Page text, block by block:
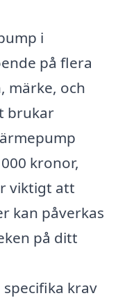
i
på flera
märke, och
brukar
kronor,
viktigt att
kan påverkas
på ditt
krav